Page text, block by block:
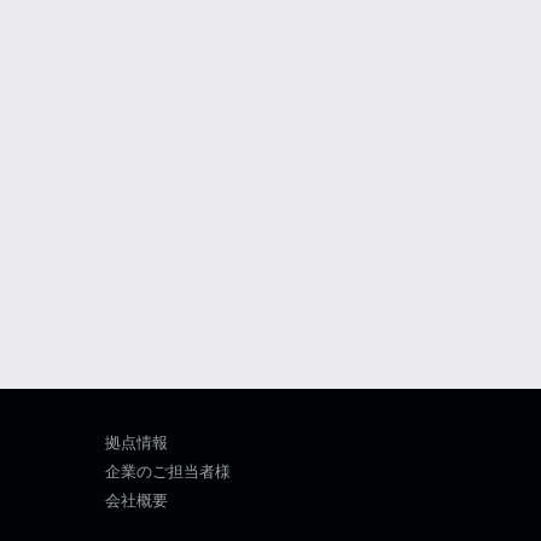
拠点情報
企業のご担当者様
会社概要